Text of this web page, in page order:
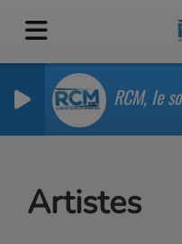
RCM, le
Artistes